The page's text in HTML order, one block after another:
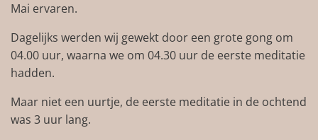
Mai ervaren.
Dagelijks werden wij gewekt door een grote gong om
04.00 uur, waarna we om 04.30 uur de eerste meditatie
hadden.
Maar niet een uurtje, de eerste meditatie in de ochtend
was 3 uur lang.